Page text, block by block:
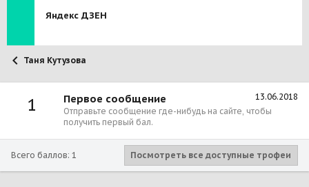
Яндекс ДЗЕН
Таня Кутузова
1 13.06.2018
Первое сообщение
Отправьте сообщение где-нибудь на сайте, чтобы
получить первый бал.
Всего баллов: 1 Посмотреть все доступные трофеи